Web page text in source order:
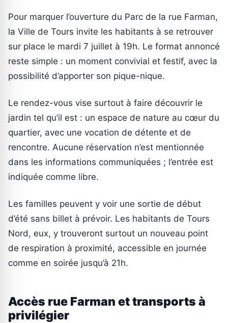
Pour marquer l’ouverture du Parc de la rue Farman,
la Ville de Tours invite les habitants à se retrouver
sur place le mardi 7 juillet à 19h. Le format annoncé
reste simple : un moment convivial et festif, avec la
possibilité d’apporter son pique-nique.
Le rendez-vous vise surtout à faire découvrir le
jardin tel qu’il est : un espace de nature au cœur du
quartier, avec une vocation de détente et de
rencontre. Aucune réservation n’est mentionnée
dans les informations communiquées ; l’entrée est
indiquée comme libre.
Les familles peuvent y voir une sortie de début
d’été sans billet à prévoir. Les habitants de Tours
Nord, eux, y trouveront surtout un nouveau point
de respiration à proximité, accessible en journée
comme en soirée jusqu’à 21h.
Accès rue Farman et transports à
privilégier